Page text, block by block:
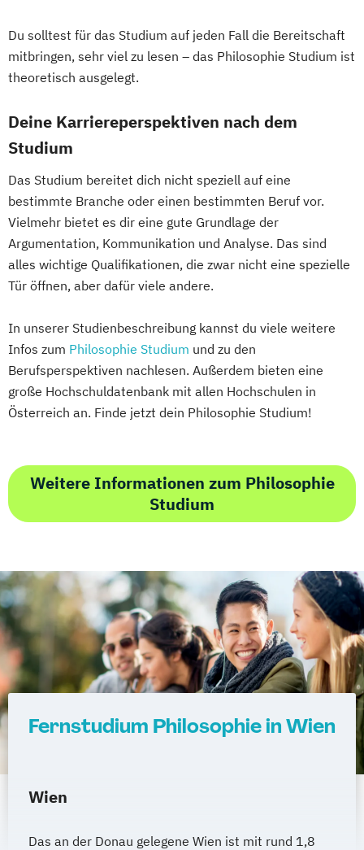
Du solltest für das Studium auf jeden Fall die Bereitschaft
mitbringen, sehr viel zu lesen – das Philosophie Studium ist
theoretisch ausgelegt.
Deine Karriereperspektiven nach dem
Studium
Das Studium bereitet dich nicht speziell auf eine
bestimmte Branche oder einen bestimmten Beruf vor.
Vielmehr bietet es dir eine gute Grundlage der
Argumentation, Kommunikation und Analyse. Das sind
alles wichtige Qualifikationen, die zwar nicht eine spezielle
Tür öffnen, aber dafür viele andere.
In unserer Studienbeschreibung kannst du viele weitere
Infos zum Philosophie Studium und zu den
Berufsperspektiven nachlesen. Außerdem bieten eine
große Hochschuldatenbank mit allen Hochschulen in
Österreich an. Finde jetzt dein Philosophie Studium!
Weitere Informationen zum Philosophie
Studium
Fernstudium Philosophie in Wien
Wien
Das an der Donau gelegene Wien ist mit rund 1,8